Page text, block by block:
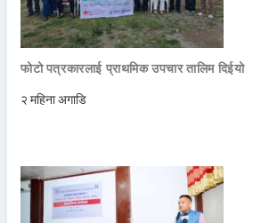
फोटो पत्रकारलाई प्राथमिक उपचार तालिम दिईयो
२ महिना अगाडि